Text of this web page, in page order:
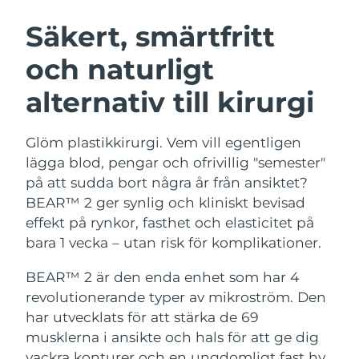
Säkert, smärtfritt
och naturligt
alternativ till kirurgi
Glöm plastikkirurgi. Vem vill egentligen
lägga blod, pengar och ofrivillig "semester"
på att sudda bort några år från ansiktet?
BEAR™ 2 ger synlig och kliniskt bevisad
effekt på rynkor, fasthet och elasticitet på
bara 1 vecka – utan risk för komplikationer.
BEAR™ 2 är den enda enhet som har 4
revolutionerande typer av mikroström. Den
har utvecklats för att stärka de 69
musklerna i ansikte och hals för att ge dig
Ansiktsrengöring
Anti-aging massage
LUNA™ 4 Plus
Massage, LED heating
LUNA™ 4 Men
For men, anti-aging massage
Ansiktslyft
Microcurrent toning
BEAR™ 2 go
Microcurrent toning on-the-go
BEAR™ 2 eyes & lips
Microcurrent line smoothing device
Återfuktning
UFO™ 3-paket
Deep facial hydration
UFO™ 3 LED
Near-infrared and red light therapy
device
Munvård
issa™ 4
Hybrid silicone sonic toothbrush
issa™ 4 plus
Smart hybrid silicone sonic toothbrush
FAQ™ ANTI-AGING-BEHANDLING
Anti-aging LED-behandlingar
NEW
Österrike Förväntad leverans
Bahrain Förväntad leverans
Belgien Förväntad leverans8/11/26
Bermuda Förväntad leverans8/17/26
Bosnien och
Hercegovina
Förväntad leverans8/14/26
Brunei Förväntad leverans 8/16/26
Bulgarien
Kanada Förväntad leverans 8/15/26
Chile Förväntad leverans 8/15/26